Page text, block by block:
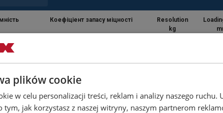
Коефіціент запасу міцності
Resolution
kg
7:1 1
plików cookie
w celu personalizacji treści, reklam i analizy naszego ruchu.
tym, jak korzystasz z naszej witryny, naszym partnerom